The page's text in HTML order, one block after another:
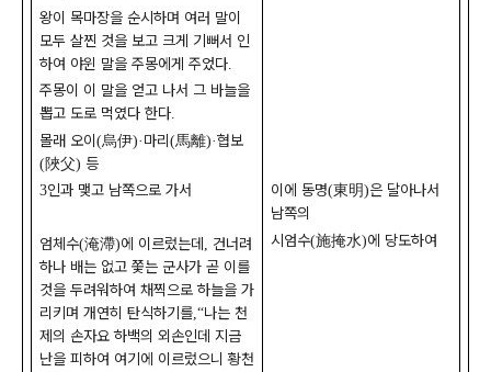
왕이 목마장을 순시하며 여러 말이
모두 살찐 것을 보고 크게 기뻐서 인
하여 야윈 말을 주몽에게 주었다.
주몽이 이 말을 얻고 나서 그 바늘을
뽑고 도로 먹였다 한다.
몰래 오이(烏伊)· 마리(馬離)·협보
(陜父) 등
3인과 맺고 남쪽으로 가서
엄체수(淹滯)에 이르렀는데 , 건너려
하나 배는 없고 쫓는 군사가 곧 이를
것을 두려워하여 채찍으로 하늘을 가
리키며 개연히 탄식하기를,“나는 천
제의 손자요 하백의 외손인데 지금
난을 피하여 여기에 이르렀으니 황천
이에 동명(東明)은 달아나서
남쪽의
시엄수(施掩水)에 당도하여